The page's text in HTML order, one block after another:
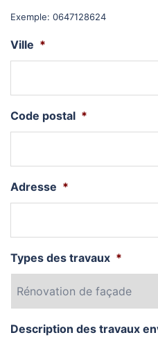
Exemple: 0647128624
Ville *
Code postal *
Adresse *
Types des travaux *
Description des travaux